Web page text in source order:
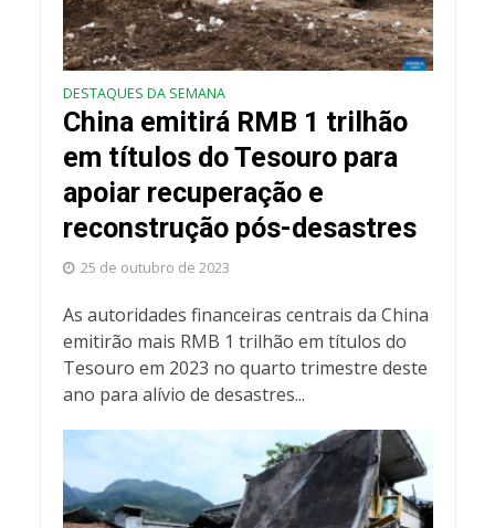
DESTAQUES DA SEMANA
China emitirá RMB 1 trilhão
em títulos do Tesouro para
apoiar recuperação e
reconstrução pós-desastres
25 de outubro de 2023
As autoridades financeiras centrais da China
emitirão mais RMB 1 trilhão em títulos do
Tesouro em 2023 no quarto trimestre deste
ano para alívio de desastres...